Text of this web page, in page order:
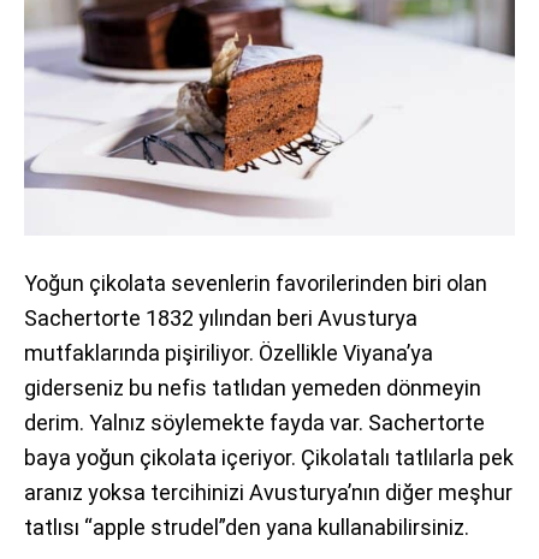
Yoğun çikolata sevenlerin favorilerinden biri olan
Sachertorte 1832 yılından beri Avusturya
mutfaklarında pişiriliyor. Özellikle Viyana’ya
giderseniz bu nefis tatlıdan yemeden dönmeyin
derim. Yalnız söylemekte fayda var. Sachertorte
baya yoğun çikolata içeriyor. Çikolatalı tatlılarla pek
aranız yoksa tercihinizi Avusturya’nın diğer meşhur
tatlısı “apple strudel”den yana kullanabilirsiniz.